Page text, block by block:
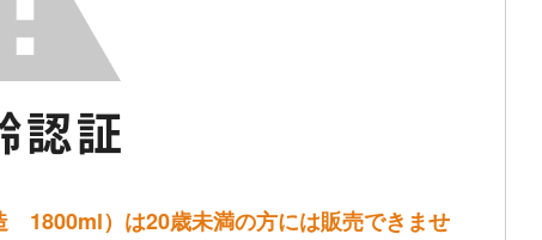
）は20歳未満の方には販売できませ